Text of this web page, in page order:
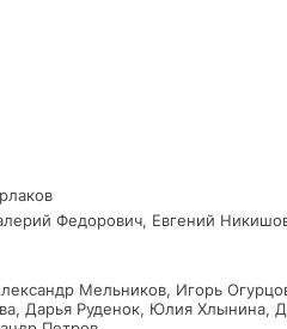
последствиям, и
который определит не только
Федорович, Евгений
Мельников, Игорь
Дарья Руденок, Юлия Хлынина,